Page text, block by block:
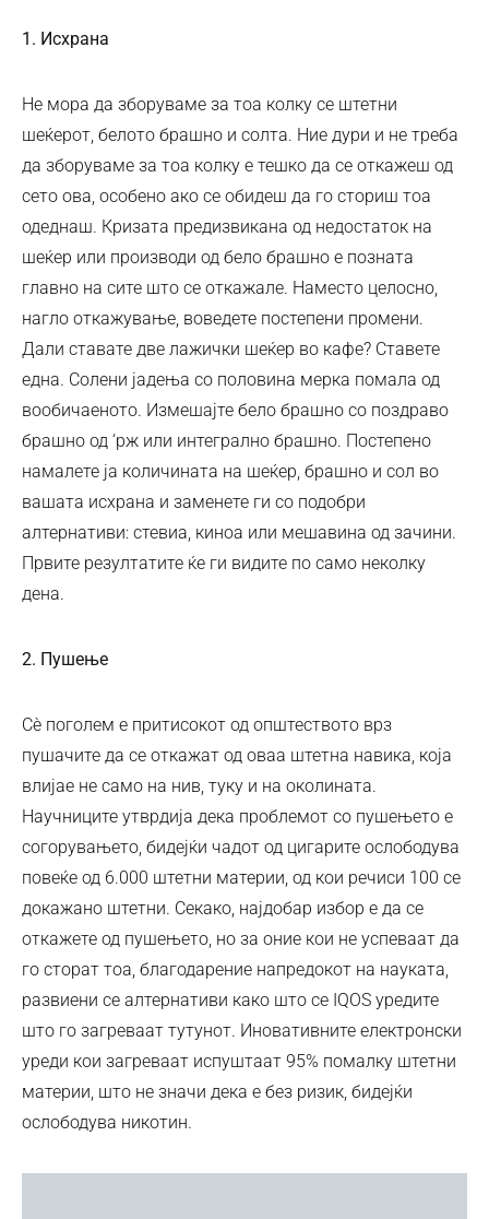
1. Исхрана
Не мора да зборуваме за тоа колку се штетни
шеќерот, белото брашно и солта. Ние дури и не треба
да зборуваме за тоа колку е тешко да се откажеш од
сето ова, особено ако се обидеш да го сториш тоа
одеднаш. Кризата предизвикана од недостаток на
шеќер или производи од бело брашно е позната
главно на сите што се откажале. Наместо целосно,
нагло откажување, воведете постепени промени.
Дали ставате две лажички шеќер во кафе? Ставете
една. Солени јадења со половина мерка помала од
вообичаеното. Измешајте бело брашно со поздраво
брашно од ‘рж или интегрално брашно. Постепено
намалете ја количината на шеќер, брашно и сол во
вашата исхрана и заменете ги со подобри
алтернативи: стевиа, киноа или мешавина од зачини.
Првите резултатите ќе ги видите по само неколку
дена.
2. Пушење
Сѐ поголем е притисокот од општеството врз
пушачите да се откажат од оваа штетна навика, која
влијае не само на нив, туку и на околината.
Научниците утврдија дека проблемот со пушењето е
согорувањето, бидејќи чадот од цигарите ослободува
повеќе од 6.000 штетни материи, од кои речиси 100 се
докажано штетни. Секако, најдобар избор е да се
откажете од пушењето, но за оние кои не успеваат да
го сторат тоа, благодарение напредокот на науката,
развиени се алтернативи како што се IQOS уредите
што го загреваат тутунот. Иновативните електронски
уреди кои загреваат испуштаат 95% помалку штетни
материи, што не значи дека е без ризик, бидејќи
ослободува никотин.